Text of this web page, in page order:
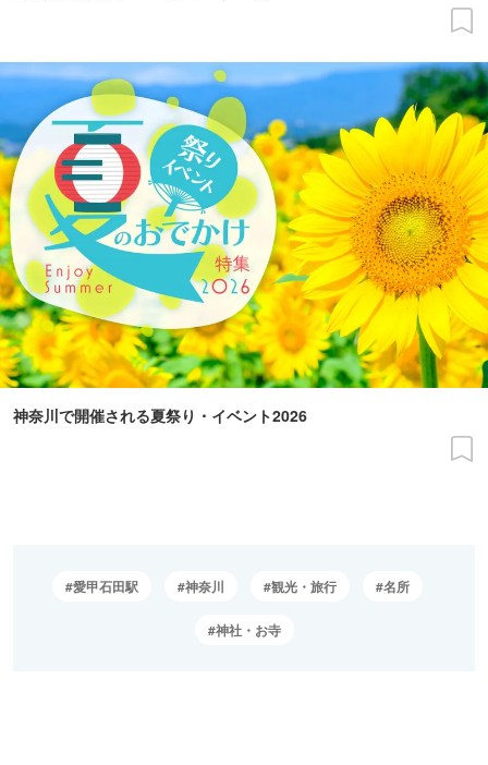
神奈川で開催される夏祭り・イベント2026
愛甲石田駅 神奈川 観光・旅行 名所
神社・お寺